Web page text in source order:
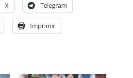
X Telegram
Imprimir